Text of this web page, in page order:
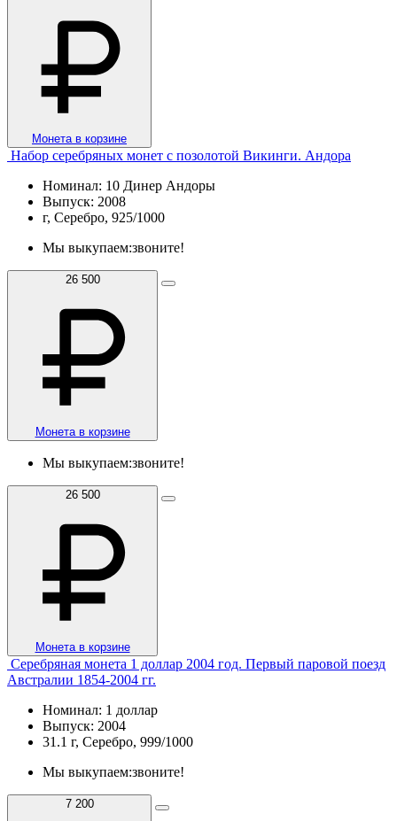
Монета в корзине
Набор серебряных монет с позолотой Викинги. Андора
Номинал: 10 Динер Андоры
Выпуск: 2008
г, Серебро, 925/1000
Мы выкупаем:звоните!
26 500
Монета в корзине
Мы выкупаем:звоните!
26 500
Монета в корзине
Серебряная монета 1 доллар 2004 год. Первый паровой поезд
Австралии 1854-2004 гг.
Номинал: 1 доллар
Выпуск: 2004
31.1 г, Серебро, 999/1000
Мы выкупаем:звоните!
7 200